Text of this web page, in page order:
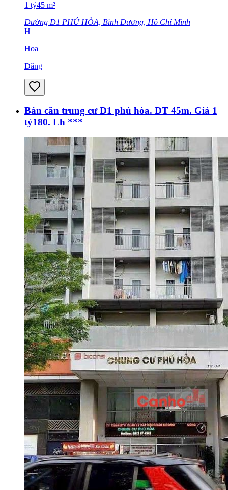
1 tỷ45 m²
Đường D1 PHÚ HÒA, Bình Dương, Hồ Chí Minh
H
Hoa
Đăng
Bán căn trung cư D1 phú hòa. DT 45m. Giá 1
tỷ180. Lh ***